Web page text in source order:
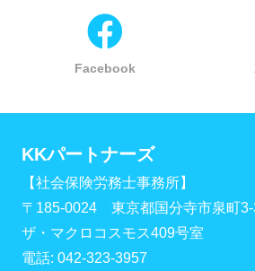
Facebook
KKパートナーズ
【社会保険労務士事務所】
〒185-0024 東京都国分寺市泉町
ザ・マクロコスモス409号室
電話: 042-323-3957